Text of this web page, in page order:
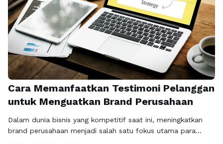
Cara Memanfaatkan Testimoni Pelanggan
untuk Menguatkan Brand Perusahaan
Dalam dunia bisnis yang kompetitif saat ini, meningkatkan
brand perusahaan menjadi salah satu fokus utama para